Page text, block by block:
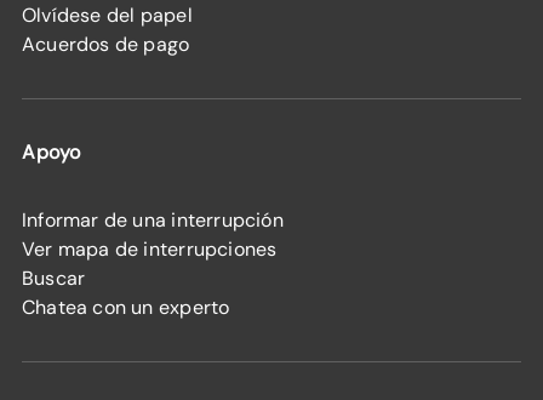
Olvídese del papel
Acuerdos de pago
Apoyo
Informar de una interrupción
Ver mapa de interrupciones
Buscar
Chatea con un experto